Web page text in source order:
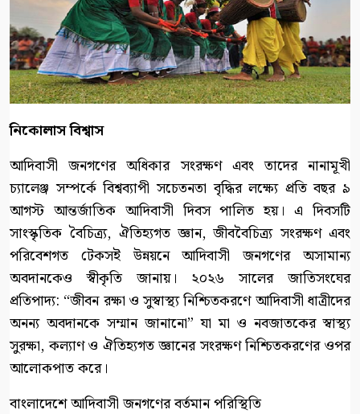
নিকোলাস বিশ্বাস
আদিবাসী জনগণের অধিকার সংরক্ষণ এবং তাদের নানামূখী
চ্যালেঞ্জ সম্পর্কে বিশ্বব্যাপী সচেতনতা বৃদ্ধির লক্ষ্যে প্রতি বছর ৯
আগস্ট আন্তর্জাতিক আদিবাসী দিবস পালিত হয়। এ দিবসটি
সাংস্কৃতিক বৈচিত্র্য, ঐতিহ্যগত জ্ঞান, জীববৈচিত্র্য সংরক্ষণ এবং
পরিবেশগত টেকসই উন্নয়নে আদিবাসী জনগণের অসামান্য
অবদানকেও স্বীকৃতি জানায়। ২০২৬ সালের জাতিসংঘের
প্রতিপাদ্য: “জীবন রক্ষা ও সুস্বাস্থ্য নিশ্চিতকরণে আদিবাসী ধাত্রীদের
অনন্য অবদানকে সম্মান জানানো” যা মা ও নবজাতকের স্বাস্থ্য
সুরক্ষা, কল্যাণ ও ঐতিহ্যগত জ্ঞানের সংরক্ষণ নিশ্চিতকরণের ওপর
আলোকপাত করে।
বাংলাদেশে আদিবাসী জনগণের বর্তমান পরিস্থিতি